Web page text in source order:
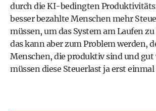
durch die KI-bedingten
besser bezahlte Menschen mehr
müssen, um das System am Laufen
das kann aber zum Problem werden,
Menschen, die produktiv sind und gut
müssen diese Steuerlast ja erst